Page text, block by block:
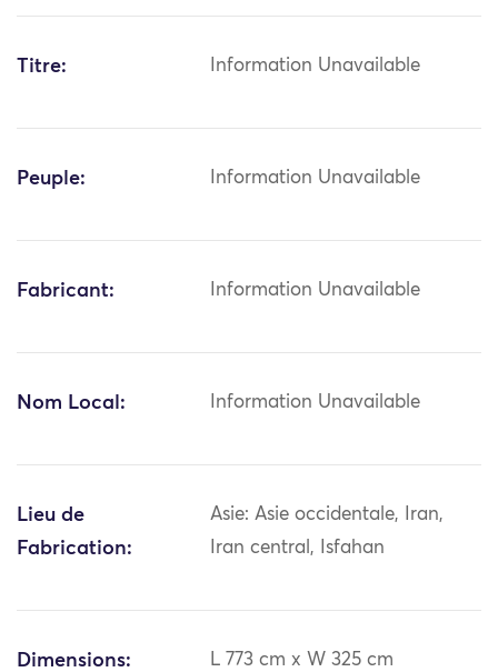
Titre: Information Unavailable
Peuple: Information Unavailable
Fabricant: Information Unavailable
Nom Local: Information Unavailable
Lieu de
Fabrication:
Asie: Asie occidentale, Iran,
Iran central, Isfahan
Dimensions: L 773 cm x W 325 cm